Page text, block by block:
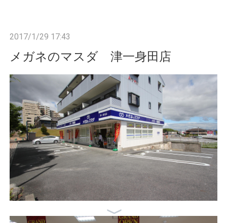
2017/1/29 17:43
メガネのマスダ 津一身田店